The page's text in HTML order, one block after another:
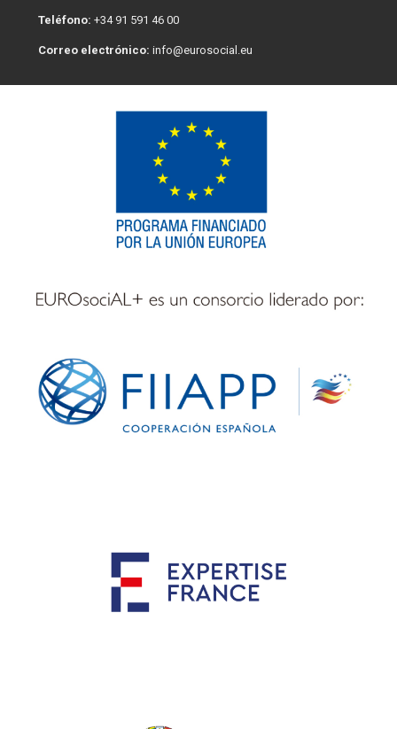
Teléfono: +34 91 591 46 00
Correo electrónico: info@eurosocial.eu